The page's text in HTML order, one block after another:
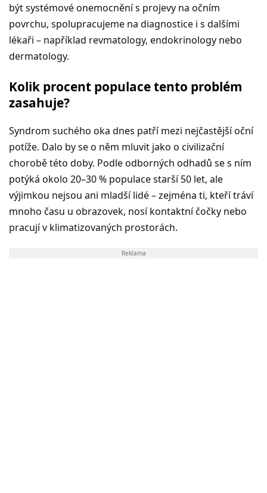
být systémové onemocnění s projevy na očním
povrchu, spolupracujeme na diagnostice i s dalšími
lékaři – například revmatology, endokrinology nebo
dermatology.
Kolik procent populace tento problém
zasahuje?
Syndrom suchého oka dnes patří mezi nejčastější oční
potíže. Dalo by se o něm mluvit jako o civilizační
chorobě této doby. Podle odborných odhadů se s ním
potýká okolo 20–30 % populace starší 50 let, ale
výjimkou nejsou ani mladší lidé – zejména ti, kteří tráví
mnoho času u obrazovek, nosí kontaktní čočky nebo
pracují v klimatizovaných prostorách.
Reklama